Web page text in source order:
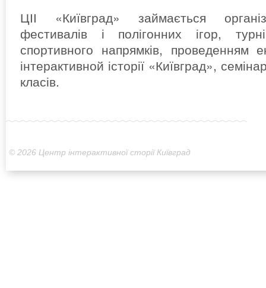
ЦІІ «Київград» займається
фестивалів і полігонних ігор,
спортивного напрямків, проведенням
інтерактивной історії «Київград»,
класів.
© 2026 Центр інтерактивної сторії Київград